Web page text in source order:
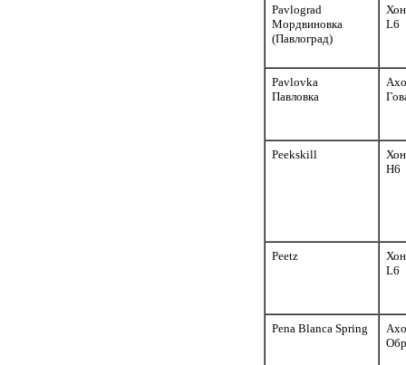
Pavlograd
Мордвиновка
(Павлоград)
L6
Pavlovka
Павловка
Peekskill
H6
Peetz
L6
Pena Blanca Spring